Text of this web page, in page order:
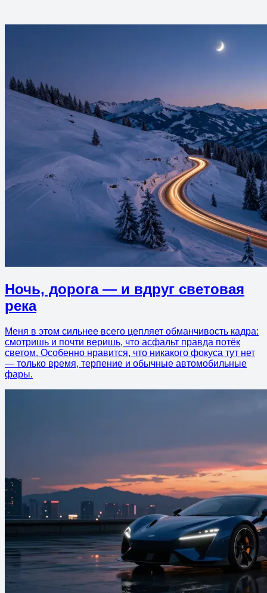
Ночь, дорога — и вдруг световая
река
Меня в этом сильнее всего цепляет обманчивость кадра:
смотришь и почти веришь, что асфальт правда потёк
светом. Особенно нравится, что никакого фокуса тут нет
— только время, терпение и обычные автомобильные
фары.